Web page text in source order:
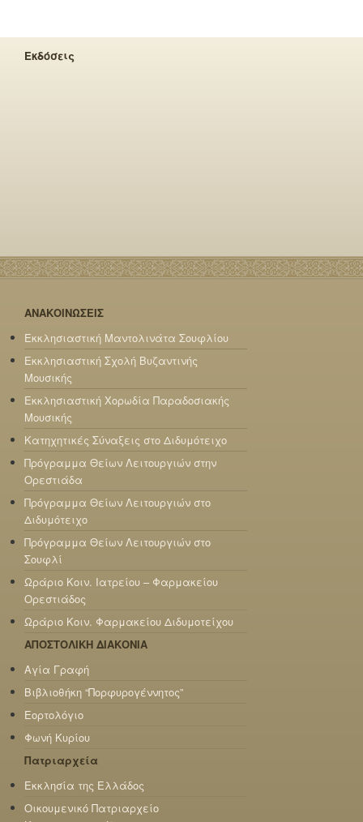
Εκδόσεις
ΑΝΑΚΟΙΝΩΣΕΙΣ
Εκκλησιαστική Μαντολινάτα Σουφλίου
Εκκλησιαστική Σχολή Βυζαντινής
Μουσικής
Εκκλησιαστική Χορωδία Παραδοσιακής
Μουσικής
Κατηχητικές Σύναξεις στο Διδυμότειχο
Πρόγραμμα Θείων Λειτουργιών στην
Ορεστιάδα
Πρόγραμμα Θείων Λειτουργιών στο
Διδυμότειχο
Πρόγραμμα Θείων Λειτουργιών στο
Σουφλί
Ωράριο Κοιν. Ιατρείου – Φαρμακείου
Ορεστιάδος
Ωράριο Κοιν. Φαρμακείου Διδυμοτείχου
ΑΠΟΣΤΟΛΙΚΗ ΔΙΑΚΟΝΙΑ
Αγία Γραφή
Βιβλιοθήκη “Πορφυρογέννητος”
Εορτολόγιο
Φωνή Κυρίου
Πατριαρχεία
Εκκλησία της Ελλάδος
Οικουμενικό Πατριαρχείο